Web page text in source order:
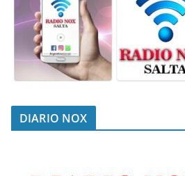
DIARIO NOX